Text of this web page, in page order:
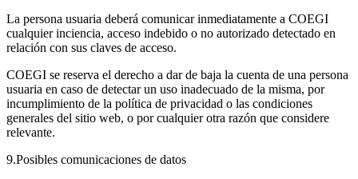
La persona usuaria deberá comunicar inmediatamente a COEGI
cualquier inciencia, acceso indebido o no autorizado detectado en
relación con sus claves de acceso.
COEGI se reserva el derecho a dar de baja la cuenta de una persona
usuaria en caso de detectar un uso inadecuado de la misma, por
incumplimiento de la política de privacidad o las condiciones
generales del sitio web, o por cualquier otra razón que considere
relevante.
9.Posibles comunicaciones de datos